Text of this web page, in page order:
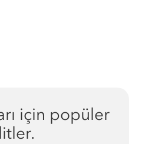
için popüler